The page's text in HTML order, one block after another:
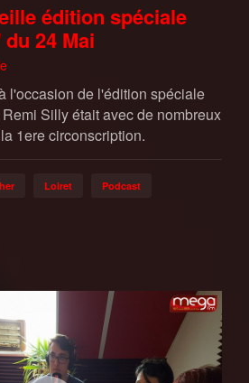
édition spéciale
24 Mai
l'occasion de l'édition spéciale
Silly était avec de nombreux
1ere circonscription.
Loiret Podcast